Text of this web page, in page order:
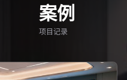
案例
项目记录